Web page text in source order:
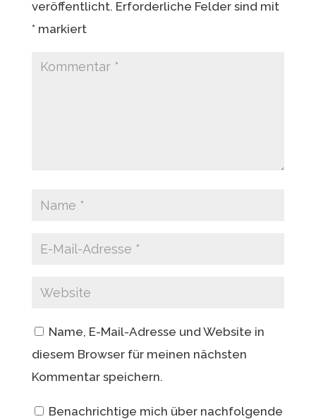
veröffentlicht. Erforderliche Felder sind mit
*markiert
Name, E-Mail-Adresse und Website in
diesem Browser für meinen nächsten
Kommentar speichern.
Benachrichtige mich über nachfolgende